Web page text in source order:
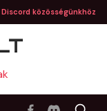
közösségünkhöz